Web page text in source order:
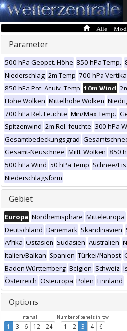
Alle
Parameter
500 hPa Geopot. Höhe 850 hPa Temp.
Niederschlag 2m Temp 700 hPa
850 hPa Pot. Äquiv. Temp 10m Wind
Hohe Wolken Mittelhohe Wolken
700 hPa Rel. Feuchte Min/Max Temp.
Spitzenwind 2m Rel. feuchte 300 hPa
Gesamtbedeckungsgrad
Gesamt-Neuschnee Mittl. Wolken 850
500 hPa Wind 50 hPa Temp Schnee/Eis
Niederschlagsform
Gebiet
Europa Nordhemisphäre Mitteleuropa
Deutschland Dänemark Skandinavien
Afrika Ostasien Südasien Australien
Italien/Balkan Spanien Türkei/Nahost
Baden Württemberg Belgien Schweiz
Österreich Osteuropa Polen Finnland
Options
Intervall
1 3 6 12 24
Number of panels in row
1 2 3 4 6